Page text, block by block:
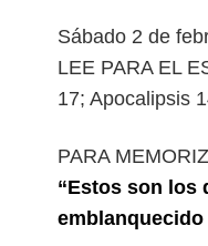
Sábado 2 de
LEE PARA EL
17; Apocalipsis
PARA
“Estos son los
emblanquecido